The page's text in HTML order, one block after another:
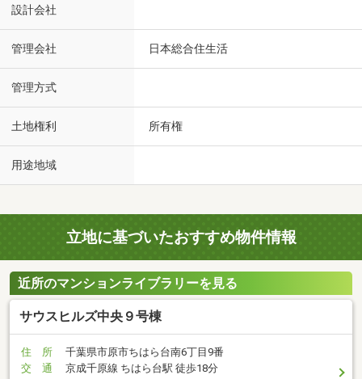
設計会社
管理会社 日本総合住生活
管理方式
土地権利 所有権
用途地域
立地に基づいたおすすめ物件情報
近所のマンションライブラリーを見る
サウスヒルズ中央９号棟
住 所
千葉県市原市ちはら台南6丁目9番
交 通
京成千原線 ちはら台駅 徒歩18分